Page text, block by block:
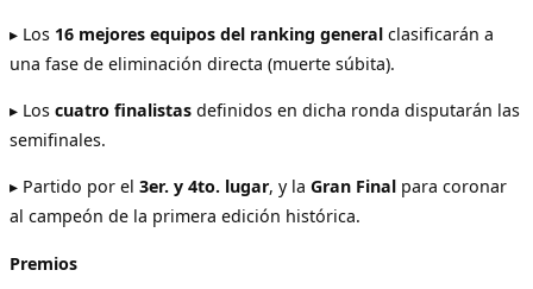
▸ Los 16 mejores equipos del ranking general clasificarán a
una fase de eliminación directa (muerte súbita).
▸ Los cuatro finalistas definidos en dicha ronda disputarán las
semifinales.
▸ Partido por el 3er. y 4to. lugar, y la Gran Final para coronar
al campeón de la primera edición histórica.
Premios